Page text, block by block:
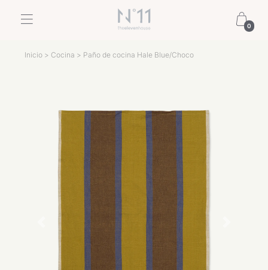
0
Inicio > Cocina > Paño de cocina Hale Blue/Choco